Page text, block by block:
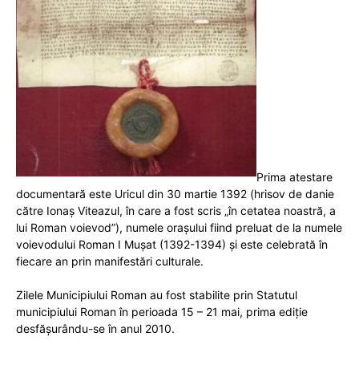
Prima atestare
documentară este Uricul din 30 martie 1392 (hrisov de danie
către Ionaş Viteazul, în care a fost scris „în cetatea noastră, a
lui Roman voievod”), numele oraşului fiind preluat de la numele
voievodului Roman I Muşat (1392-1394) și este celebrată în
fiecare an prin manifestări culturale.
Zilele Municipiului Roman au fost stabilite prin Statutul
municipiului Roman în perioada 15 – 21 mai, prima ediţie
desfăşurându-se în anul 2010.